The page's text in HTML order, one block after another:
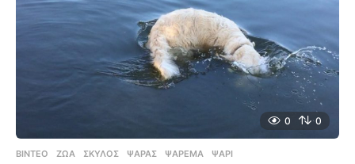
0 0
ΒΊΝΤΕΟ ΖΏΑ ,ΣΚΎΛΟΣ ,ΨΑΡΆΣ ,ΨΆΡΕΜΑ ,ΨΆΡΙ